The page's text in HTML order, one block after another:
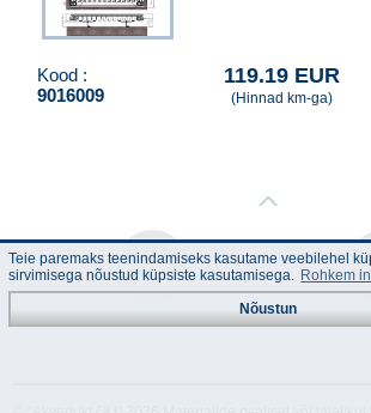
Kood :
9016009
119.19 EUR
(Hinnad km-ga)
Juhend
Teie paremaks teenindamiseks kasutame veebilehel
sirvimisega nõustud küpsiste kasutamisega. Rohkem
Nõustun